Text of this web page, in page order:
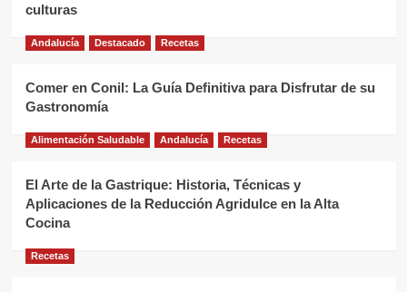
culturas
Andalucía Destacado Recetas
Comer en Conil: La Guía Definitiva para Disfrutar de su
Gastronomía
Alimentación Saludable Andalucía Recetas
El Arte de la Gastrique: Historia, Técnicas y
Aplicaciones de la Reducción Agridulce en la Alta
Cocina
Recetas